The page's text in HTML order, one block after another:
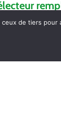
vous
sa
de tiers